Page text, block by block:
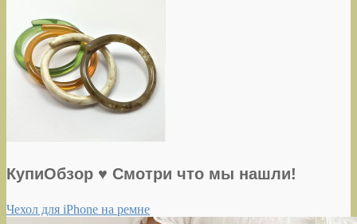
КупиОбзор ♥ Смотри что мы нашли!
Чехол для iPhone на ремне